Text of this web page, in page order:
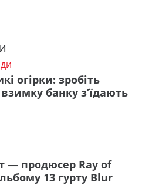
огірки: зробіть
банку з’їдають
— продюсер Ray of
13 гурту Blur